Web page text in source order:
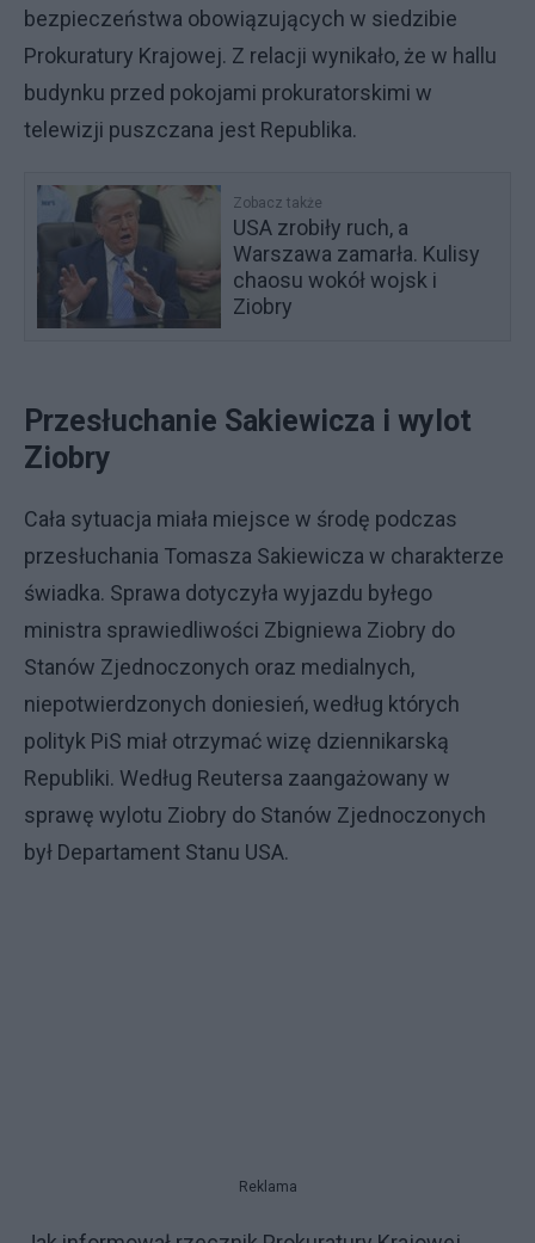
bezpieczeństwa obowiązujących w siedzibie
Prokuratury Krajowej. Z relacji wynikało, że w hallu
budynku przed pokojami prokuratorskimi w
telewizji puszczana jest Republika.
Zobacz także
USA zrobiły ruch, a
Warszawa zamarła. Kulisy
chaosu wokół wojsk i
Ziobry
Przesłuchanie Sakiewicza i wylot
Ziobry
Cała sytuacja miała miejsce w środę podczas
przesłuchania Tomasza Sakiewicza w charakterze
świadka. Sprawa dotyczyła wyjazdu byłego
ministra sprawiedliwości Zbigniewa Ziobry do
Stanów Zjednoczonych oraz medialnych,
niepotwierdzonych doniesień, według których
polityk PiS miał otrzymać wizę dziennikarską
Republiki. Według Reutersa zaangażowany w
sprawę wylotu Ziobry do Stanów Zjednoczonych
był Departament Stanu USA.
Reklama